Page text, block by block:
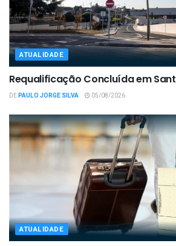
ATUALIDADE
Requalificação Concluída em
DEPAULO JORGE SILVA 05/08/2026
ATUALIDADE